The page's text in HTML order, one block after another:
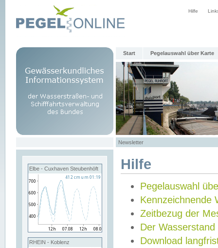
Hilfe
Start Pegelauswahl über Karte
Newsletter
Elbe - Cuxhaven Steubenhöft
RHEIN - Koblenz
Hilfe
Pegelauswahl
Kennzeichnende
Zeitbezug der
Der Wasserstand
Download